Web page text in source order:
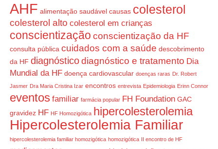
AHF alimentação saudável causas colesterol
colesterol alto colesterol em crianças
conscientização conscientização da HF
consulta pública cuidados com a saúde descobrimento
da HF diagnósticodiagnóstico e tratamento Dia
Mundial da HF doença cardiovascular doenças raras Dr. Robert
Jasmer Dra Maria Cristina Izar encontros entrevista Epidemiologia Erinn Connor
eventos familiar farmácia popular FH Foundation GAC
gravidez HF HF Homozigótica hipercolesterolemia
Hipercolesterolemia Familiar
hipercolesterolemia familiar homozigótica homozigótica II encontro de HF